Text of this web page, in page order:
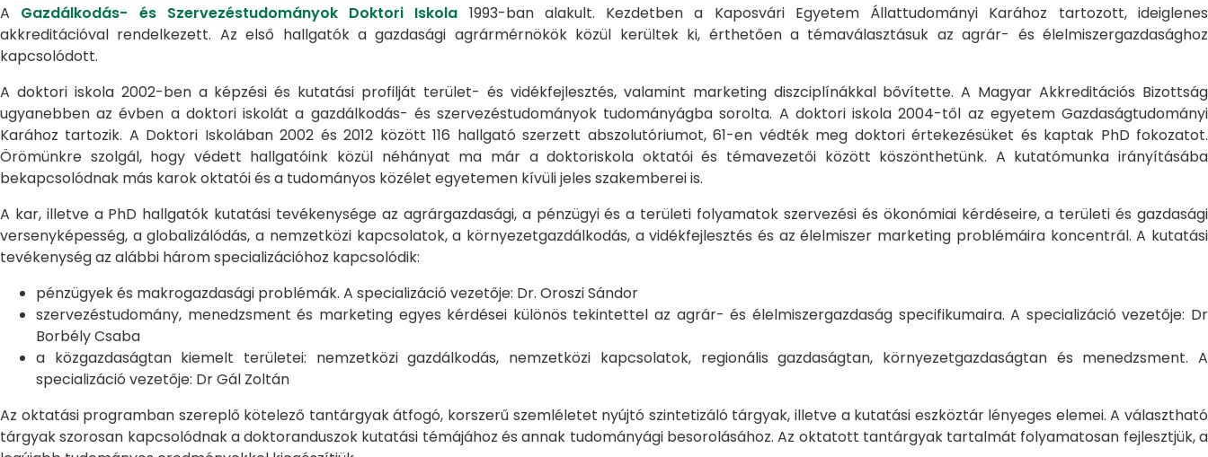
A Gazdálkodás- és Szervezéstudományok Doktori Iskola 1993-ban alakult. Kezdetben a Kaposvári Egyetem Állattudományi Karához tartozott, ideiglenes
akkreditációval rendelkezett. Az első hallgatók a gazdasági agrármérnökök közül kerültek ki, érthetően a témaválasztásuk az agrár- és élelmiszergazdasághoz
kapcsolódott.
A doktori iskola 2002-ben a képzési és kutatási profilját terület- és vidékfejlesztés, valamint marketing diszciplínákkal bővítette. A Magyar Akkreditációs Bizottság
ugyanebben az évben a doktori iskolát a gazdálkodás- és szervezéstudományok tudományágba sorolta. A doktori iskola 2004-től az egyetem Gazdaságtudományi
Karához tartozik. A Doktori Iskolában 2002 és 2012 között 116 hallgató szerzett abszolutóriumot, 61-en védték meg doktori értekezésüket és kaptak PhD fokozatot.
Örömünkre szolgál, hogy védett hallgatóink közül néhányat ma már a doktoriskola oktatói és témavezetői között köszönthetünk. A kutatómunka irányításába
bekapcsolódnak más karok oktatói és a tudományos közélet egyetemen kívüli jeles szakemberei is.
A kar, illetve a PhD hallgatók kutatási tevékenysége az agrárgazdasági, a pénzügyi és a területi folyamatok szervezési és ökonómiai kérdéseire, a területi és gazdasági
versenyképesség, a globalizálódás, a nemzetközi kapcsolatok, a környezetgazdálkodás, a vidékfejlesztés és az élelmiszer marketing problémáira koncentrál. A kutatási
tevékenység az alábbi három specializációhoz kapcsolódik:
pénzügyek és makrogazdasági problémák. A specializáció vezetője: Dr. Oroszi Sándor
szervezéstudomány, menedzsment és marketing egyes kérdései különös tekintettel az agrár- és élelmiszergazdaság specifikumaira. A specializáció vezetője: Dr
Borbély Csaba
a közgazdaságtan kiemelt területei: nemzetközi gazdálkodás, nemzetközi kapcsolatok, regionális gazdaságtan, környezetgazdaságtan és menedzsment. A
specializáció vezetője: Dr Gál Zoltán
Az oktatási programban szereplő kötelező tantárgyak átfogó, korszerű szemléletet nyújtó szintetizáló tárgyak, illetve a kutatási eszköztár lényeges elemei. A választható
tárgyak szorosan kapcsolódnak a doktoranduszok kutatási témájához és annak tudományági besorolásához. Az oktatott tantárgyak tartalmát folyamatosan fejlesztjük, a